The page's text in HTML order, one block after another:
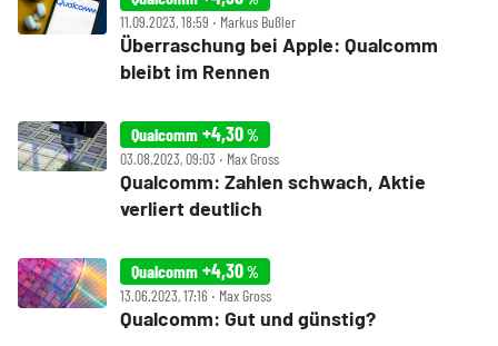
11.09.2023, 18:59 ‧ Markus Bußler
Überraschung bei Apple: Qualcomm
bleibt im Rennen
Qualcomm +4,30%
03.08.2023, 09:03 ‧ Max Gross
Qualcomm: Zahlen schwach, Aktie
verliert deutlich
Qualcomm +4,30%
13.06.2023, 17:16 ‧ Max Gross
Qualcomm: Gut und günstig?